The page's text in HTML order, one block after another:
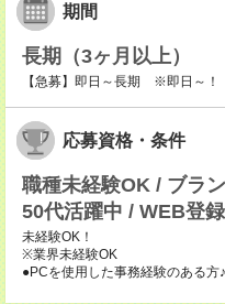
期間
長期（3ヶ月以上）
【急募】即日～長期 ※即日～！
応募資格・条件
職種未経験OK / ブラ
50代活躍中 / WEB登
未経験OK！
※業界未経験OK
●PCを使用した事務経験のある方♪